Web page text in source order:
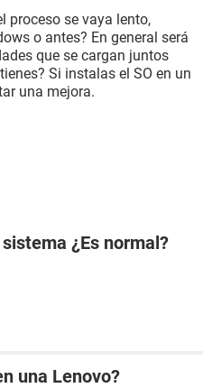
proceso se vaya lento,
o antes? En general será
que se cargan juntos
Si instalas el SO en un
una mejora.
¿Es normal?
una Lenovo?